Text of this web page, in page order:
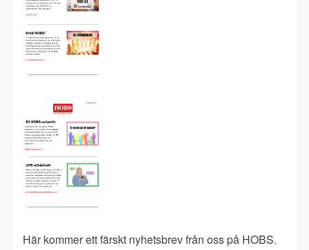
Här kommer ett färskt nyhetsbrev från oss på HOBS.